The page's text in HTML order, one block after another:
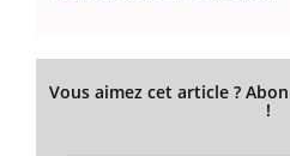
Vous aimez cet article ?
!